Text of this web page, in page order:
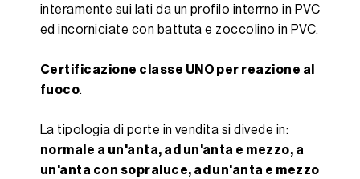
interamente sui lati da un profilo interrno in PVC
ed incorniciate con battuta e zoccolino in PVC.
Certificazione classe UNO per reazione al
fuoco.
La tipologia di porte in vendita si divede in:
normale a un'anta, ad un'anta e mezzo, a
un'anta con sopraluce, ad un'anta e mezzo